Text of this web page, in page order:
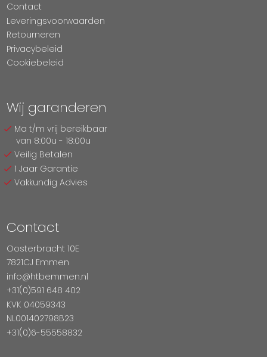
Contact
Leveringsvoorwaarden
Retourneren
Privacybeleid
Cookiebeleid
Wij garanderen
Ma t/m vrij bereikbaar
van 8:00u - 18:00u
Veilig Betalen
1 Jaar Garantie
Vakkundig Advies
Contact
Oosterbracht 10E
7821CJ Emmen
info@htbemmen.nl
+31(0)591 648 402
KVK 04059343
NL001402798B23
+31(0)6-55558832